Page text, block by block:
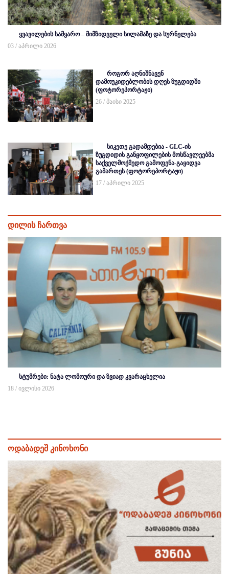
ყვავილების სამყარო – მიმზიდველი სილამაზე და სურნელება
03 / აპრილი 2026
როგორ აღნიშნავენ
დამოუკიდებლობის დღეს ზუგდიდში
(ფოტორეპორტაჟი)
26 / მაისი 2025
სიკეთე გადამდებია - GLC-ის
ზუგდიდის განყოფილების მოსწავლეებმა
საქველმოქმედო გამოფენა-გაყიდვა
გამართეს (ფოტორეპორტაჟი)
17 / აპრილი 2025
დილის ჩართვა
სტუმრები: ნატა ლომოური და ზვიად კვარაცხელია
18 / ივლისი 2026
ოდაბადეშ კინოხონი